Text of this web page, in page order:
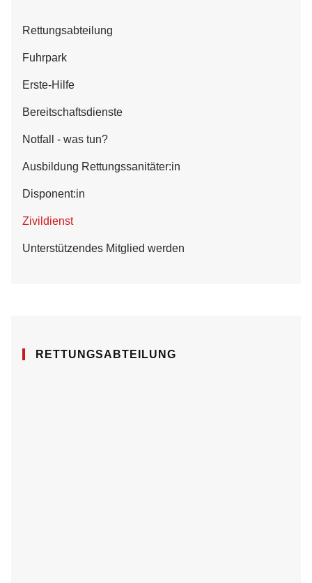
Rettungsabteilung
Fuhrpark
Erste-Hilfe
Bereitschaftsdienste
Notfall - was tun?
Ausbildung Rettungssanitäter:in
Disponent:in
Zivildienst
Unterstützendes Mitglied werden
RETTUNGSABTEILUNG